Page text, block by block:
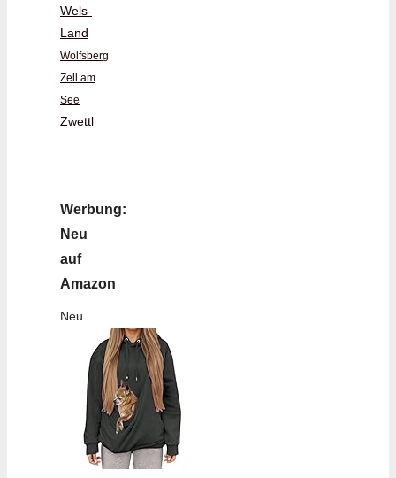
Wels-
Land
Wolfsberg
Zell am
See
Zwettl
Werbung:
Neu
auf
Amazon
Neu